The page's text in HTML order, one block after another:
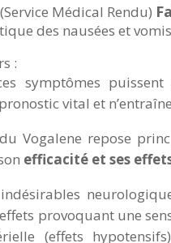
Médical Rendu)
des nausées et
:
symptômes
vital et
Vogalene repose
efficacité et ses
provoquant une
(effets